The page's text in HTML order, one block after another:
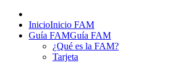
InicioInicio FAM
Guía FAMGuía FAM
¿Qué es la FAM?
Tarjeta